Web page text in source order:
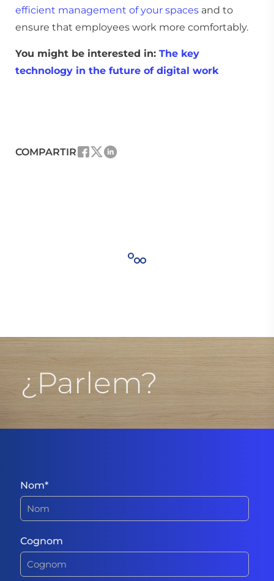
efficient management of your spaces and to
ensure that employees work more comfortably.
You might be interested in: The key
technology in the future of digital work
COMPARTIR
¿Parlem?
Nom*
Cognom